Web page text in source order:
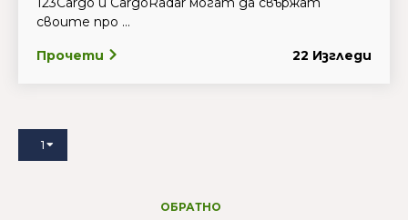
своите про ...
Прочети 22 Изгледи
1
ОБРАТНО